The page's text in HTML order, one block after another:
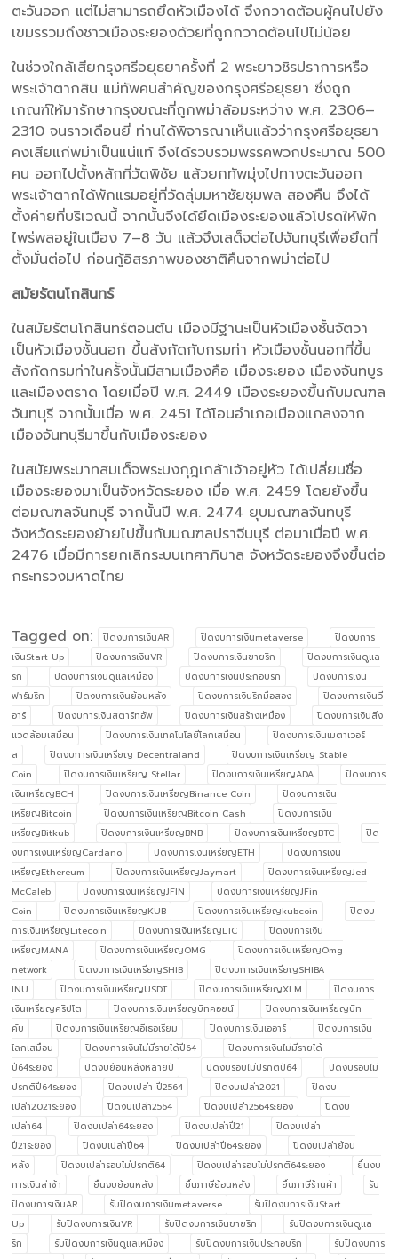
ตะวันออก แต่ไม่สามารถยึดหัวเมืองได้ จึงกวาดต้อนผู้คนไปยัง
เขมรรวมถึงชาวเมืองระยองด้วยที่ถูกกวาดต้อนไปไม่น้อย
ในช่วงใกล้เสียกรุงศรีอยุธยาครั้งที่ 2 พระยาวชิรปราการหรือ
พระเจ้าตากสิน แม่ทัพคนสำคัญของกรุงศรีอยุธยา ซึ่งถูก
เกณฑ์ให้มารักษากรุงขณะที่ถูกพม่าล้อมระหว่าง พ.ศ. 2306–
2310 จนราวเดือนยี่ ท่านได้พิจารณาเห็นแล้วว่ากรุงศรีอยุธยา
คงเสียแก่พม่าเป็นแน่แท้ จึงได้รวบรวมพรรคพวกประมาณ 500
คน ออกไปตั้งหลักที่วัดพิชัย แล้วยกทัพมุ่งไปทางตะวันออก
พระเจ้าตากได้พักแรมอยู่ที่วัดลุ่มมหาชัยชุมพล สองคืน จึงได้
ตั้งค่ายที่บริเวณนี้ จากนั้นจึงได้ยึดเมืองระยองแล้วโปรดให้พัก
ไพร่พลอยู่ในเมือง 7–8 วัน แล้วจึงเสด็จต่อไปจันทบุรีเพื่อยึดที่
ตั้งมั่นต่อไป ก่อนกู้อิสรภาพของชาติคืนจากพม่าต่อไป
สมัยรัตนโกสินทร์
ในสมัยรัตนโกสินทร์ตอนต้น เมืองมีฐานะเป็นหัวเมืองชั้นจัตวา
เป็นหัวเมืองชั้นนอก ขึ้นสังกัดกับกรมท่า หัวเมืองชั้นนอกที่ขึ้น
สังกัดกรมท่าในครั้งนั้นมีสามเมืองคือ เมืองระยอง เมืองจันทบูร
และเมืองตราด โดยเมื่อปี พ.ศ. 2449 เมืองระยองขึ้นกับมณฑล
จันทบุรี จากนั้นเมื่อ พ.ศ. 2451 ได้โอนอำเภอเมืองแกลงจาก
เมืองจันทบุรีมาขึ้นกับเมืองระยอง
ในสมัยพระบาทสมเด็จพระมงกุฎเกล้าเจ้าอยู่หัว ได้เปลี่ยนชื่อ
เมืองระยองมาเป็นจังหวัดระยอง เมื่อ พ.ศ. 2459 โดยยังขึ้น
ต่อมณฑลจันทบุรี จากนั้นปี พ.ศ. 2474 ยุบมณฑลจันทบุรี
จังหวัดระยองย้ายไปขึ้นกับมณฑลปราจีนบุรี ต่อมาเมื่อปี พ.ศ.
2476 เมื่อมีการยกเลิกระบบเทศาภิบาล จังหวัดระยองจึงขึ้นต่อ
กระทรวงมหาดไทย
Tagged on: ปิดงบการเงินAR ปิดงบการเงินmetaverse
ปิดงบการ
เงินStart Up
ปิดงบการเงินVR ปิดงบการเงินขายริก
ปิดงบการเงินดูแล
ริก
ปิดงบการเงินดูแลเหมือง ปิดงบการเงินประกอบริก
ปิดงบการเงิน
ฟาร์มริก
ปิดงบการเงินย้อนหลัง ปิดงบการเงินริกมือสอง
ปิดงบการเงินวี
อาร์
ปิดงบการเงินสตาร์ทอัพ ปิดงบการเงินสร้างเหมือง
ปิดงบการเงินสิ่ง
แวดล้อมเสมือน
ปิดงบการเงินเทคโนโลยีโลกเสมือน
ปิดงบการเงินเมตาเวอร์
ส
ปิดงบการเงินเหรียญ Decentraland
ปิดงบการเงินเหรียญ Stable
Coin
ปิดงบการเงินเหรียญ Stellar ปิดงบการเงินเหรียญADA
ปิดงบการ
เงินเหรียญBCH
ปิดงบการเงินเหรียญBinance Coin
ปิดงบการเงิน
เหรียญBitcoin
ปิดงบการเงินเหรียญBitcoin Cash
ปิดงบการเงิน
เหรียญBitkub
ปิดงบการเงินเหรียญBNB ปิดงบการเงินเหรียญBTC
ปิด
งบการเงินเหรียญCardano
ปิดงบการเงินเหรียญETH
ปิดงบการเงิน
เหรียญEthereum
ปิดงบการเงินเหรียญJaymart
ปิดงบการเงินเหรียญJed
McCaleb
ปิดงบการเงินเหรียญJFIN
ปิดงบการเงินเหรียญJFin
Coin
ปิดงบการเงินเหรียญKUB ปิดงบการเงินเหรียญkubcoin
ปิดงบ
การเงินเหรียญLitecoin
ปิดงบการเงินเหรียญLTC
ปิดงบการเงิน
เหรียญMANA
ปิดงบการเงินเหรียญOMG
ปิดงบการเงินเหรียญOmg
network
ปิดงบการเงินเหรียญSHIB
ปิดงบการเงินเหรียญSHIBA
INU
ปิดงบการเงินเหรียญUSDT ปิดงบการเงินเหรียญXLM
ปิดงบการ
เงินเหรียญคริปโต
ปิดงบการเงินเหรียญบิทคอยน์
ปิดงบการเงินเหรียญบิท
คับ
ปิดงบการเงินเหรียญอีเธอเรียม ปิดงบการเงินเออาร์
ปิดงบการเงิน
โลกเสมือน
ปิดงบการเงินไม่มีรายได้ปี64
ปิดงบการเงินไม่มีรายได้
ปี64ระยอง
ปิดงบย้อนหลังหลายปี ปิดงบรอบไม่ปรกติปี64
ปิดงบรอบไม่
ปรกติปี64ระยอง
ปิดงบเปล่า ปี2564 ปิดงบเปล่า2021
ปิดงบ
เปล่า2021ระยอง
ปิดงบเปล่า2564 ปิดงบเปล่า2564ระยอง
ปิดงบ
เปล่า64
ปิดงบเปล่า64ระยอง ปิดงบเปล่าปี21
ปิดงบเปล่า
ปี21ระยอง
ปิดงบเปล่าปี64 ปิดงบเปล่าปี64ระยอง
ปิดงบเปล่าย้อน
หลัง
ปิดงบเปล่ารอบไม่ปรกติ64 ปิดงบเปล่ารอบไม่ปรกติ64ระยอง
ยื่นงบ
การเงินล่าช้า
ยื่นงบย้อนหลัง ยื่นภาษีย้อนหลัง ยื่นภาษีร้านค้า
รับ
ปิดงบการเงินAR
รับปิดงบการเงินmetaverse
รับปิดงบการเงินStart
Up
รับปิดงบการเงินVR รับปิดงบการเงินขายริก
รับปิดงบการเงินดูแล
ริก
รับปิดงบการเงินดูแลเหมือง รับปิดงบการเงินประกอบริก
รับปิดงบการ